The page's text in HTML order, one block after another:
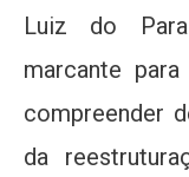
Luiz do
marcante
compreender
da